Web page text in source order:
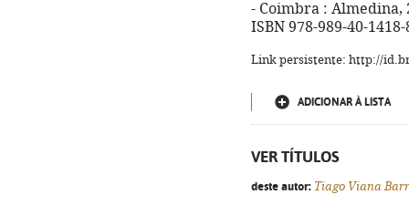
- Coimbra : Almedina,
ISBN 978-989-40-1418-
Link persistente: http://
ADICIONAR À LISTA
VER TÍTULOS
deste autor: Tiago Viana